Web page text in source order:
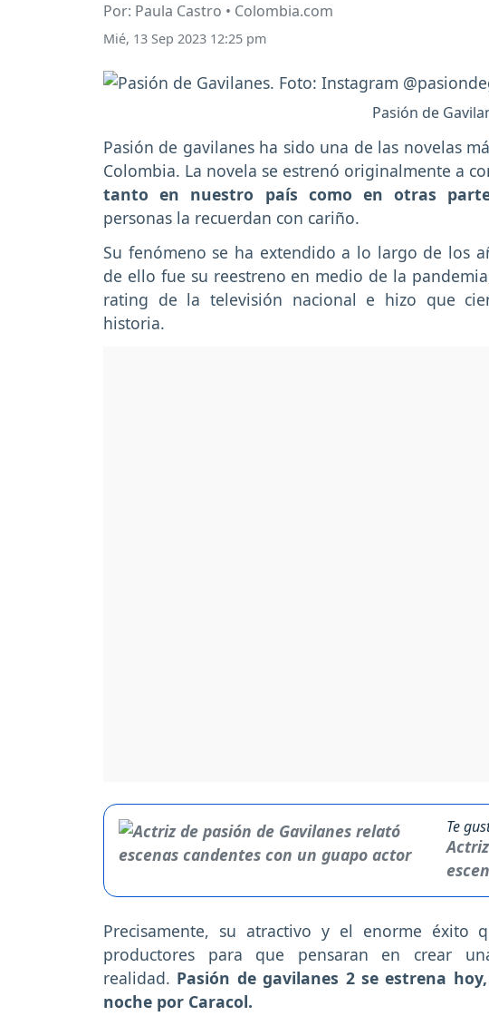
Por: Paula Castro • Colombia.com
Mié, 13 Sep 2023 12:25 pm
Pasión de
Pasión de gavilanes ha sido una de las novelas
Colombia. La novela se estrenó originalmente a
tanto en nuestro país como en otras
personas la recuerdan con cariño.
Su fenómeno se ha extendido a lo largo de los
de ello fue su reestreno en medio de la
rating de la televisión nacional e hizo que
historia.
Te
Precisamente, su atractivo y el enorme
productores para que pensaran en crear
realidad. Pasión de gavilanes 2 se estrena
noche por Caracol.